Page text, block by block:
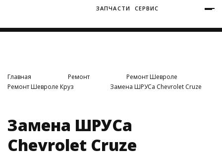
ЗАПЧАСТИ СЕРВИС
Главная Ремонт
Ремонт Шевроле
Ремонт Шевроле Круз
Замена ШРУСа Chevrolet Cruze
Замена ШРУСа
Chevrolet Cruze